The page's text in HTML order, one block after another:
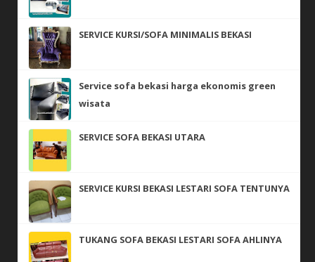
SERVICE KURSI/SOFA MINIMALIS BEKASI
Service sofa bekasi harga ekonomis green
wisata
SERVICE SOFA BEKASI UTARA
SERVICE KURSI BEKASI LESTARI SOFA TENTUNYA
TUKANG SOFA BEKASI LESTARI SOFA AHLINYA